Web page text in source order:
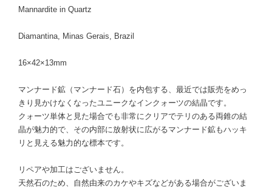
Mannardite in Quartz
Diamantina, Minas Gerais, Brazil
16×42×13mm
マンナード鉱（マンナード石）を内包する、最近では販売をめっ
きり見かけなくなったユニークなインクォーツの結晶です。
クォーツ単体と見た場合でも非常にクリアでテリのある両錐の結
晶が魅力的で、その内部に放射状に広がるマンナード鉱もハッキ
リと見える魅力的な標本です。
リペアや加工はございません。
天然石のため、自然由来のカケやキズなどがある場合がございま